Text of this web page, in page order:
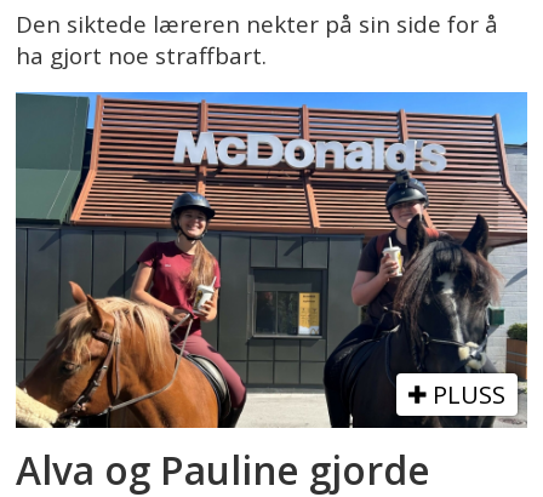
Den siktede læreren nekter på sin side for å
ha gjort noe straffbart.
PLUSS
Alva og Pauline gjorde